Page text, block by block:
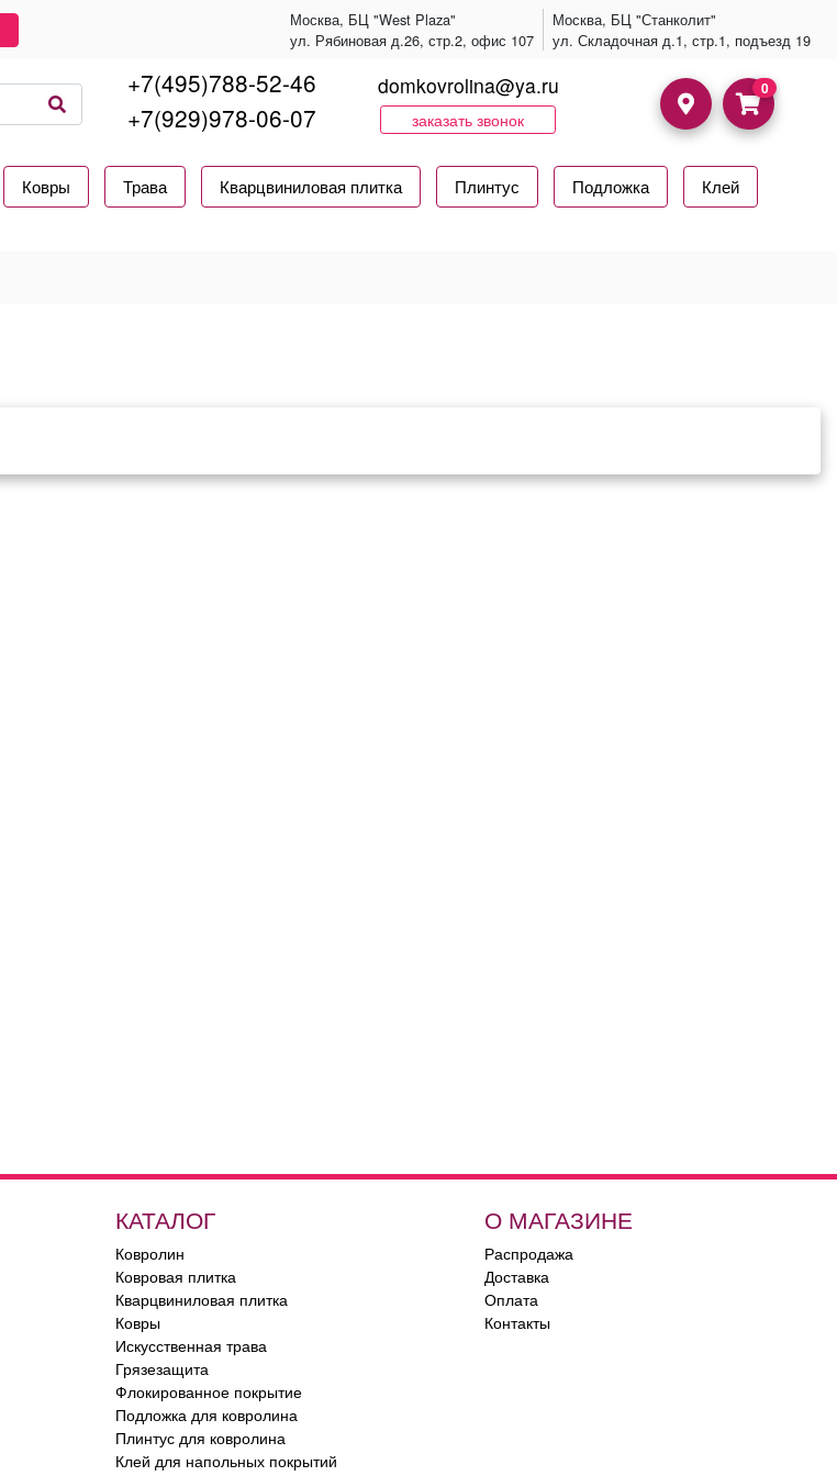
Москва, БЦ "West Plaza"
ул. Рябиновая д.26, стр.2, офис 107
Москва, БЦ "Станколит"
ул. Складочная д.1, стр.1, подъезд 19
+7(495)788-52-46
+7(929)978-06-07
domkovrolina@ya.ru
заказать звонок
0
Ковры Трава Кварцвиниловая плитка Плинтус Подложка Клей
КАТАЛОГ
Ковролин
Ковровая плитка
Кварцвиниловая плитка
Ковры
Искусственная трава
Грязезащита
Флокированное покрытие
Подложка для ковролина
Плинтус для ковролина
Клей для напольных покрытий
О МАГАЗИНЕ
Распродажа
Доставка
Оплата
Контакты